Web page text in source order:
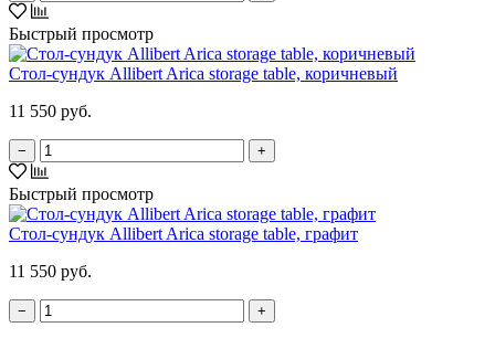
Быстрый просмотр
Стол-сундук Allibert Arica storage table, коричневый
11 550 руб.
− +
Быстрый просмотр
Стол-сундук Allibert Arica storage table, графит
11 550 руб.
− +